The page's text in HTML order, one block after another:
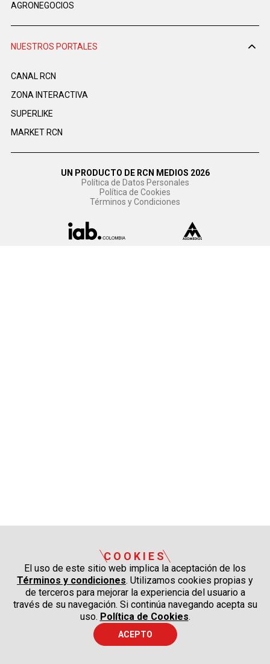
AGRONEGOCIOS
NUESTROS PORTALES
CANAL RCN
ZONA INTERACTIVA
SUPERLIKE
MARKET RCN
UN PRODUCTO DE RCN MEDIOS 2026
Política de Datos Personales
Política de Cookies
Términos y Condiciones
COOKIES
El uso de este sitio web implica la aceptación de los
Términos y condiciones. Utilizamos cookies propias y
de terceros para mejorar la experiencia del usuario a
través de su navegación. Si continúa navegando acepta su
uso. Política de Cookies.
ACEPTO